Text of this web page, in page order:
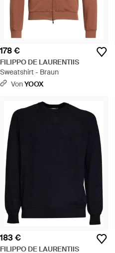
178 €
FILIPPO DE LAURENTIIS
Sweatshirt - Braun
VonYOOX
183 €
FILIPPO DE LAURENTIIS